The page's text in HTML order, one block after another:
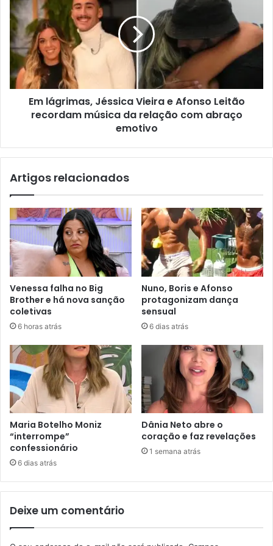
Em lágrimas, Jéssica Vieira e Afonso Leitão
recordam música da relação com abraço
emotivo
Artigos relacionados
Venessa falha no Big
Brother e há nova sanção
coletivas
6 horas atrás
Nuno, Boris e Afonso
protagonizam dança
sensual
6 dias atrás
Maria Botelho Moniz
“interrompe”
confessionário
6 dias atrás
Dânia Neto abre o
coração e faz revelações
1 semana atrás
Deixe um comentário